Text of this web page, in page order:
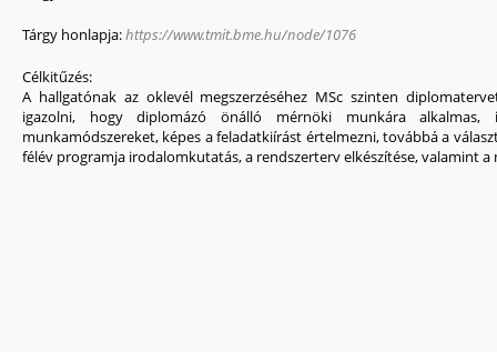
Tárgy honlapja:https://www.tmit.bme.hu/node/1076
Célkitűzés:
A hallgatónak az oklevél megszerzéséhez MSc szinten
igazolni, hogy diplomázó önálló mérnöki munkára
munkamódszereket, képes a feladatkiírást értelmezni, továbbá a
félév programja irodalomkutatás, a rendszerterv elkészítése, valamint